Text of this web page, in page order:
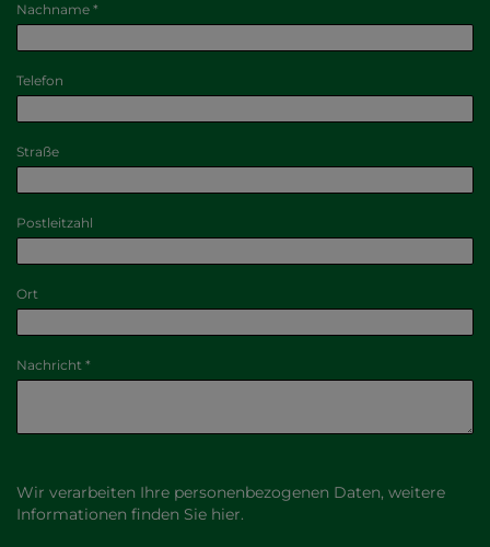
Nachname
Telefon
Straße
Postleitzahl
Ort
Nachricht
Wir verarbeiten Ihre personenbezogenen Daten, weitere
Informationen finden Sie hier.